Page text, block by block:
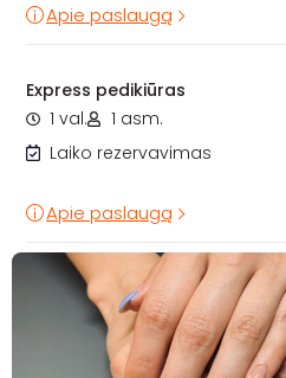
Apie paslaugą
Express pedikiūras
1 val.
1 asm.
Laiko rezervavimas
Apie paslaugą